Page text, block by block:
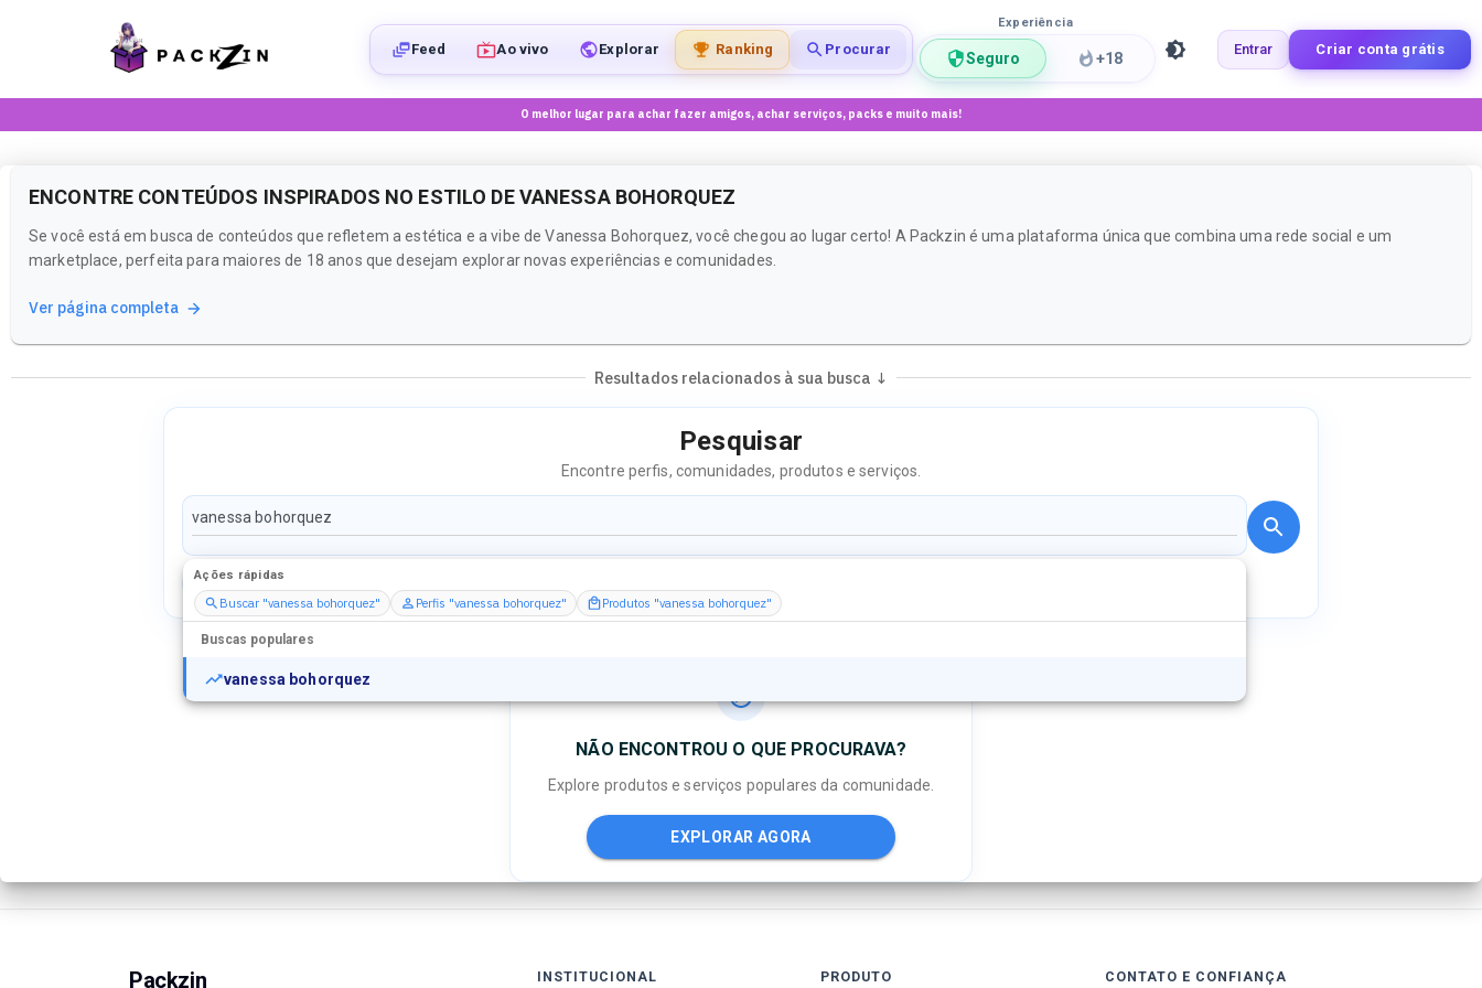
Feed Ao vivo Explorar Ranking Procurar
Experiência
Seguro +18
Entrar Criar conta grátis
O melhor lugar para achar fazer amigos, achar serviços, packs e muito mais!
ENCONTRE CONTEÚDOS INSPIRADOS NO ESTILO DE VANESSA BOHORQUEZ
Se você está em busca de conteúdos que refletem a estética e a vibe de Vanessa Bohorquez, você chegou ao lugar certo! A Packzin é uma plataforma única que combina uma rede social e um
marketplace, perfeita para maiores de 18 anos que desejam explorar novas experiências e comunidades.
Ver página completa
Resultados relacionados à sua busca ↓
Pesquisar
Encontre perfis, comunidades, produtos e serviços.
Ações rápidas
Buscar "vanessa bohorquez" Perfis "vanessa bohorquez" Produtos "vanessa bohorquez"
Buscas populares
vanessa bohorquez
Perfis
NÃO ENCONTROU O QUE PROCURAVA?
Explore produtos e serviços populares da comunidade.
EXPLORAR AGORA
Packzin INSTITUCIONAL PRODUTO CONTATO E CONFIANÇA